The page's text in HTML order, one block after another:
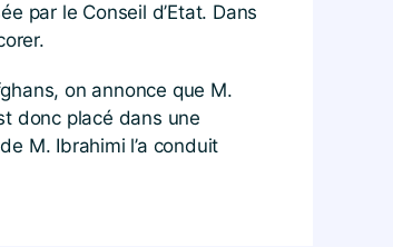
par le Conseil d’Etat. Dans
on annonce que M.
donc placé dans une
M. Ibrahimi l’a conduit